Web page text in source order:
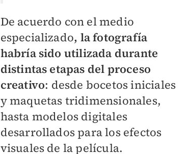
De acuerdo con el medio
especializado, la fotografía
habría sido utilizada durante
distintas etapas del proceso
creativo: desde bocetos iniciales
y maquetas tridimensionales,
hasta modelos digitales
desarrollados para los efectos
visuales de la película.